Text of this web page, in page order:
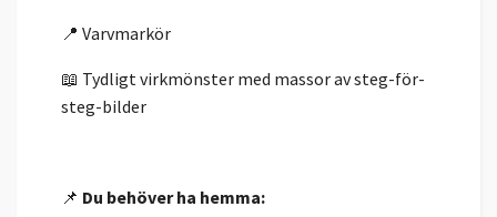
📍 Varvmarkör
📖 Tydligt virkmönster med massor av steg-för-
steg-bilder
📌 Du behöver ha hemma: